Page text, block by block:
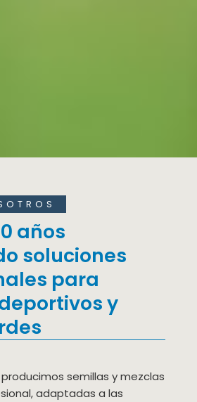
años
soluciones
para
y
producimos semillas y mezclas
adaptadas a las